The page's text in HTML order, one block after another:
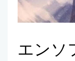
エンソ